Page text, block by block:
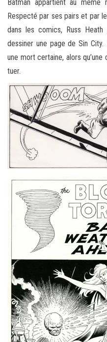
Batman appartient au même
Respecté par ses pairs et par
dans les comics, Russ
dessiner une page de Sin
une mort certaine, alors
tuer.